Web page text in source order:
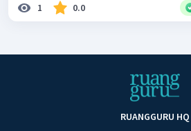
1 0.0
RUANGGURU HQ